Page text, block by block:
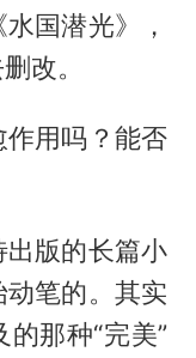
国潜光》，
改。
作用吗？能否
出版的长篇小
笔的。其实
那种“完美”